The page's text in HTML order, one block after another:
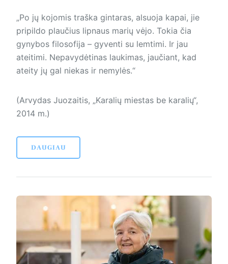
„Po jų kojomis traška gintaras, alsuoja kapai, jie
pripildo plaučius lipnaus marių vėjo. Tokia čia
gynybos filosofija – gyventi su lemtimi. Ir jau
ateitimi. Nepavydėtinas laukimas, jaučiant, kad
ateity jų gal niekas ir nemylės.“
(Arvydas Juozaitis, „Karalių miestas be karalių“,
2014 m.)
DAUGIAU